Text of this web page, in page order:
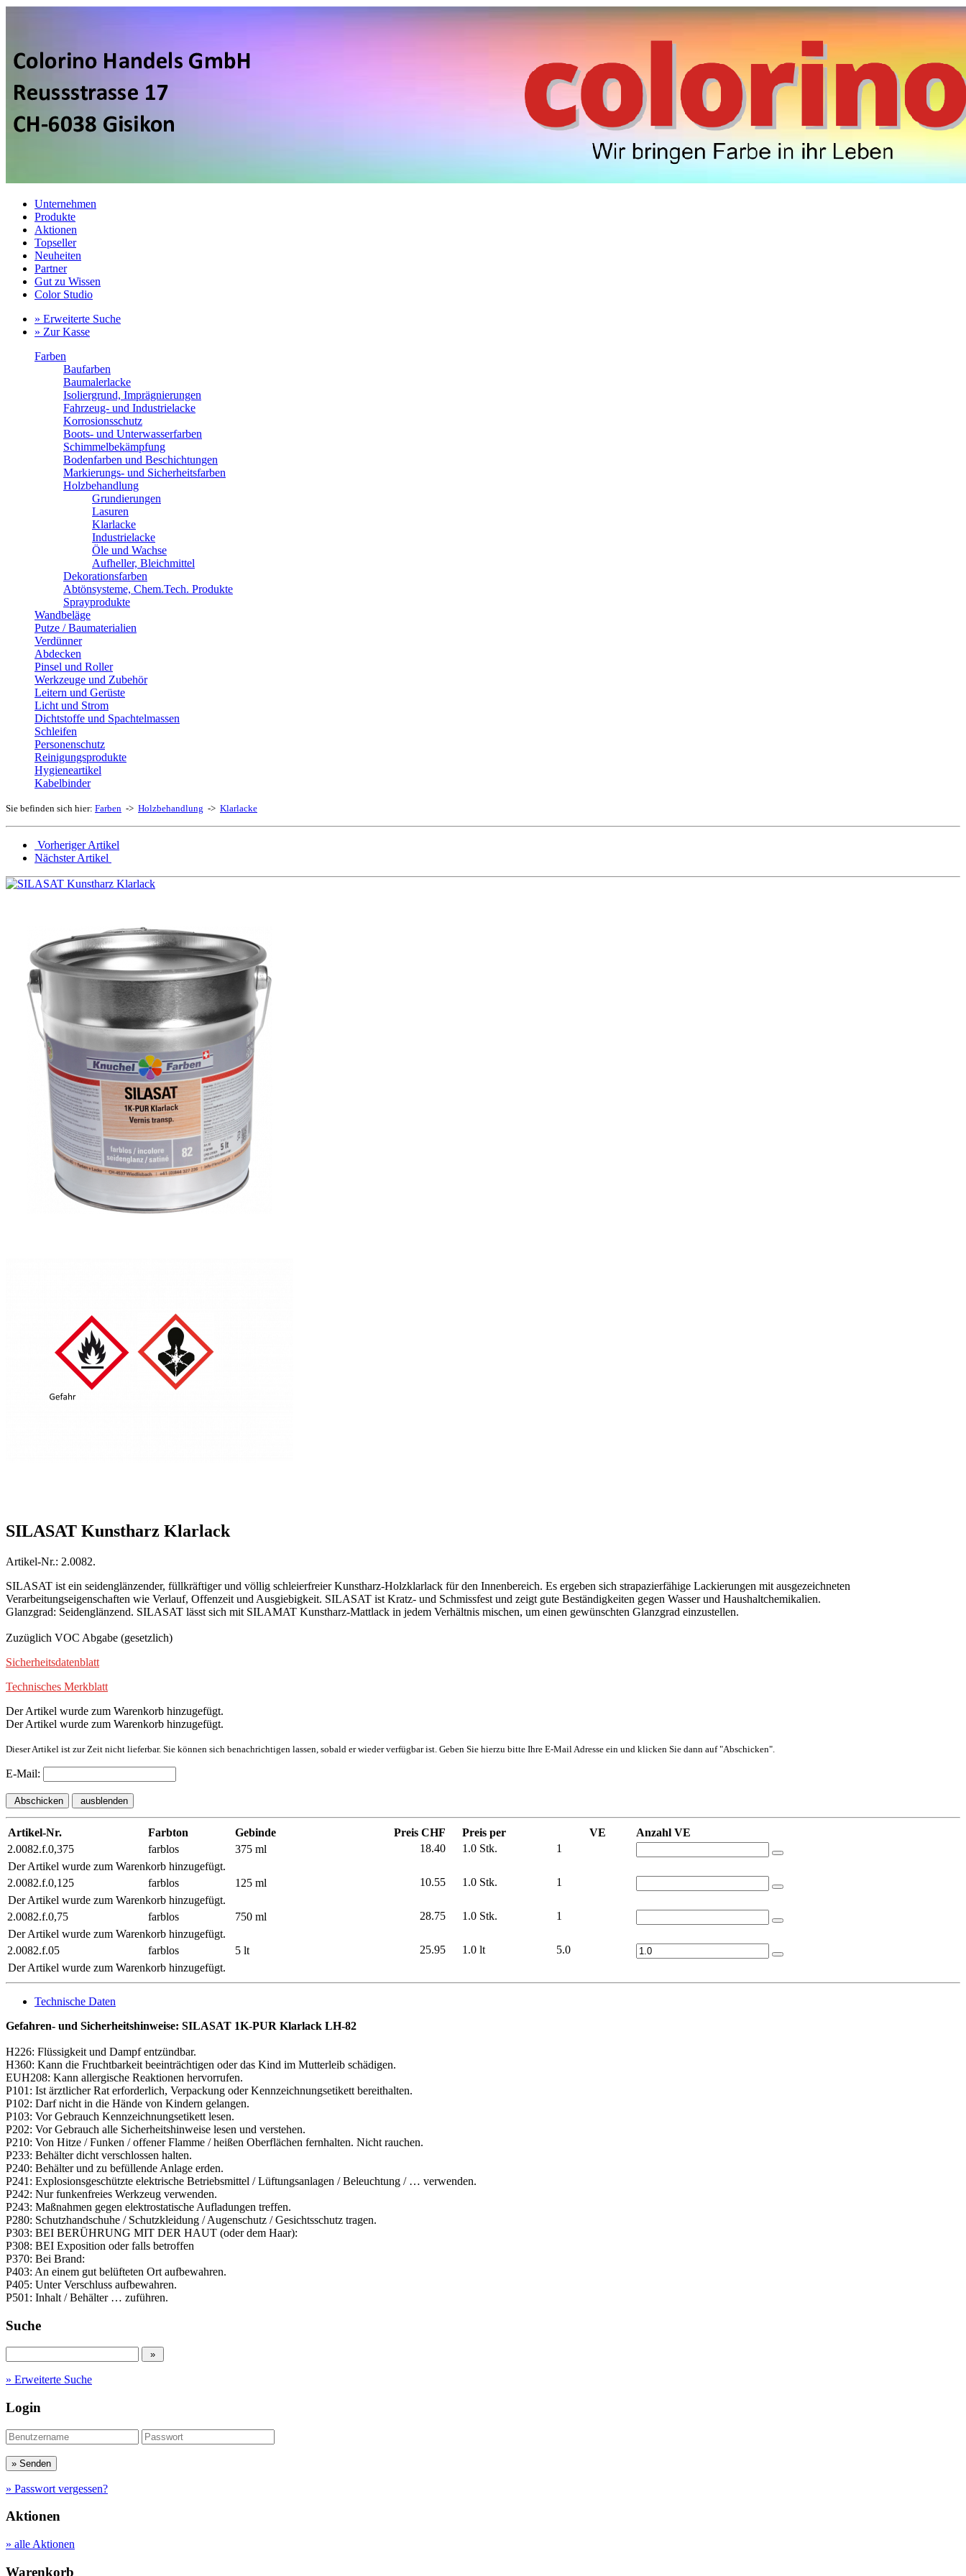
Unternehmen
Produkte
Aktionen
Topseller
Neuheiten
Partner
Gut zu Wissen
Color Studio
» Erweiterte Suche
» Zur Kasse
Farben
Baufarben
Baumalerlacke
Isoliergrund, Imprägnierungen
Fahrzeug- und Industrielacke
Korrosionsschutz
Boots- und Unterwasserfarben
Schimmelbekämpfung
Bodenfarben und Beschichtungen
Markierungs- und Sicherheitsfarben
Holzbehandlung
Grundierungen
Lasuren
Klarlacke
Industrielacke
Öle und Wachse
Aufheller, Bleichmittel
Dekorationsfarben
Abtönsysteme, Chem.Tech. Produkte
Sprayprodukte
Wandbeläge
Putze / Baumaterialien
Verdünner
Abdecken
Pinsel und Roller
Werkzeuge und Zubehör
Leitern und Gerüste
Licht und Strom
Dichtstoffe und Spachtelmassen
Schleifen
Personenschutz
Reinigungsprodukte
Hygieneartikel
Kabelbinder
Sie befinden sich hier: Farben -> Holzbehandlung -> Klarlacke
Vorheriger Artikel
Nächster Artikel
SILASAT Kunstharz Klarlack
Artikel-Nr.: 2.0082.
SILASAT ist ein seidenglänzender, füllkräftiger und völlig schleierfreier Kunstharz-Holzklarlack für den Innenbereich. Es ergeben sich strapazierfähige Lackierungen mit ausgezeichneten
Verarbeitungseigenschaften wie Verlauf, Offenzeit und Ausgiebigkeit. SILASAT ist Kratz- und Schmissfest und zeigt gute Beständigkeiten gegen Wasser und Haushaltchemikalien.
Glanzgrad: Seidenglänzend. SILASAT lässt sich mit SILAMAT Kunstharz-Mattlack in jedem Verhältnis mischen, um einen gewünschten Glanzgrad einzustellen.
Zuzüglich VOC Abgabe (gesetzlich)
Sicherheitsdatenblatt
Technisches Merkblatt
Der Artikel wurde zum Warenkorb hinzugefügt.
Der Artikel wurde zum Warenkorb hinzugefügt.
Dieser Artikel ist zur Zeit nicht lieferbar. Sie können sich benachrichtigen lassen, sobald er wieder verfügbar ist. Geben Sie hierzu bitte Ihre E-Mail Adresse ein und klicken Sie dann auf "Abschicken".
E-Mail:
Abschicken ausblenden
Artikel-Nr. Farbton Gebinde Preis CHF Preis per VE
Anzahl VE
2.0082.f.0,375
farblos 375 ml 18.40 1.0 Stk.
1
Der Artikel wurde zum Warenkorb hinzugefügt.
2.0082.f.0,125
farblos 125 ml 10.55 1.0 Stk.
1
Der Artikel wurde zum Warenkorb hinzugefügt.
2.0082.f.0,75
farblos 750 ml 28.75 1.0 Stk.
1
Der Artikel wurde zum Warenkorb hinzugefügt.
2.0082.f.05
farblos 5 lt 25.95 1.0 lt
5.0
Der Artikel wurde zum Warenkorb hinzugefügt.
Technische Daten
Gefahren- und Sicherheitshinweise: SILASAT 1K-PUR Klarlack LH-82
H226: Flüssigkeit und Dampf entzündbar.
H360: Kann die Fruchtbarkeit beeinträchtigen oder das Kind im Mutterleib schädigen.
EUH208: Kann allergische Reaktionen hervorrufen.
P101: Ist ärztlicher Rat erforderlich, Verpackung oder Kennzeichnungsetikett bereithalten.
P102: Darf nicht in die Hände von Kindern gelangen.
P103: Vor Gebrauch Kennzeichnungsetikett lesen.
P202: Vor Gebrauch alle Sicherheitshinweise lesen und verstehen.
P210: Von Hitze / Funken / offener Flamme / heißen Oberflächen fernhalten. Nicht rauchen.
P233: Behälter dicht verschlossen halten.
P240: Behälter und zu befüllende Anlage erden.
P241: Explosionsgeschützte elektrische Betriebsmittel / Lüftungsanlagen / Beleuchtung / … verwenden.
P242: Nur funkenfreies Werkzeug verwenden.
P243: Maßnahmen gegen elektrostatische Aufladungen treffen.
P280: Schutzhandschuhe / Schutzkleidung / Augenschutz / Gesichtsschutz tragen.
P303: BEI BERÜHRUNG MIT DER HAUT (oder dem Haar):
P308: BEI Exposition oder falls betroffen
P370: Bei Brand:
P403: An einem gut belüfteten Ort aufbewahren.
P405: Unter Verschluss aufbewahren.
P501: Inhalt / Behälter … zuführen.
Suche
» Erweiterte Suche
Login
» Passwort vergessen?
Aktionen
» alle Aktionen
Warenkorb